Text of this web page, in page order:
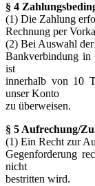
§ 4
(1) Die Zahlung
Rechnung per
(2) Bei Auswahl der
Bankverbindung in
ist
innerhalb von 10
unser Konto
zu überweisen.
§ 5 Aufrechung/
(1) Ein Recht zur
Gegenforderung
nicht
bestritten wird.